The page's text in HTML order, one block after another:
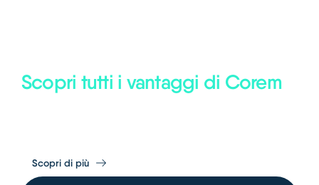
Scopri tutti i vantaggi di Corem
Scopri di più